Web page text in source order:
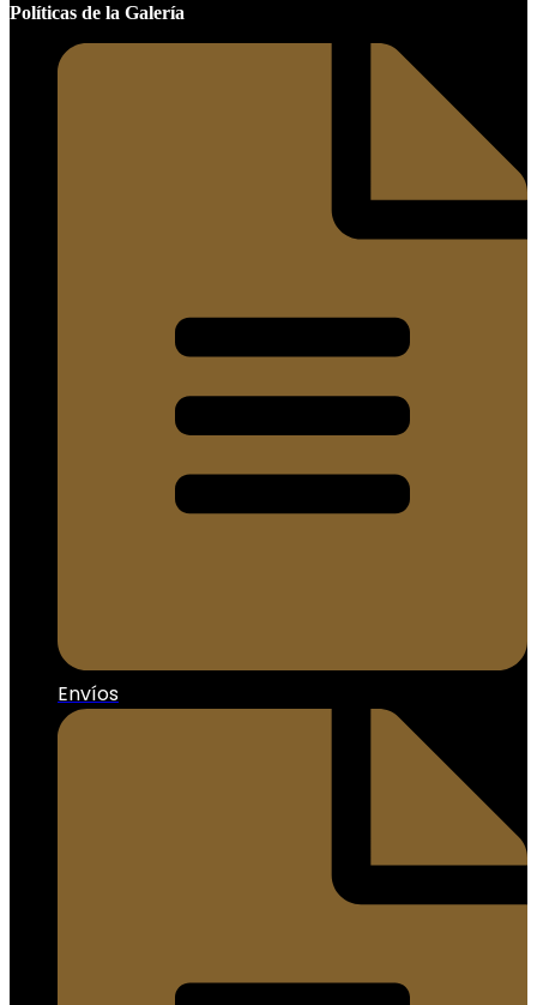
Políticas de la Galería
Envíos